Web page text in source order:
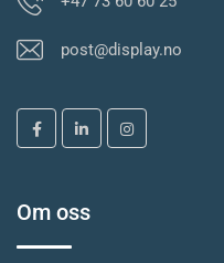
post@display.no
Om oss